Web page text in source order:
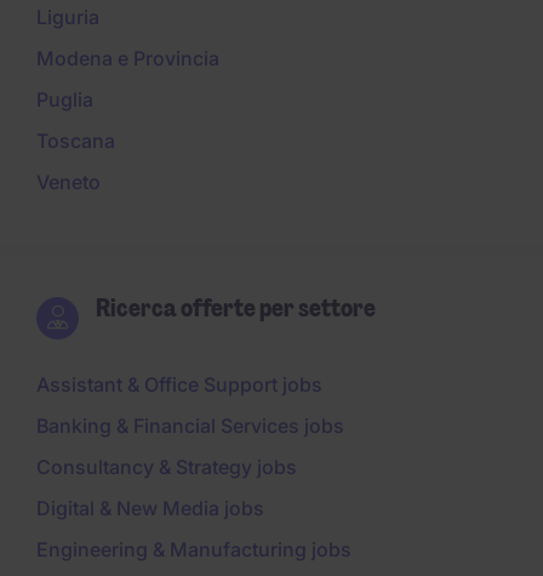
Liguria
Modena e Provincia
Puglia
Toscana
Veneto
Ricerca offerte per settore
Assistant & Office Support jobs
Banking & Financial Services jobs
Consultancy & Strategy jobs
Digital & New Media jobs
Engineering & Manufacturing jobs